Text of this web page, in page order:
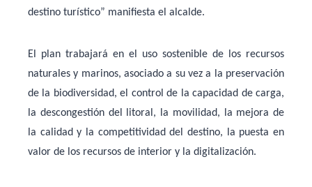
destino turístico” manifiesta el alcalde.
El plan trabajará en el uso sostenible de los recursos
naturales y marinos, asociado a su vez a la preservación
de la biodiversidad, el control de la capacidad de carga,
la descongestión del litoral, la movilidad, la mejora de
la calidad y la competitividad del destino, la puesta en
valor de los recursos de interior y la digitalización.